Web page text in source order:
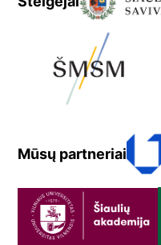
Mūsų partneriai